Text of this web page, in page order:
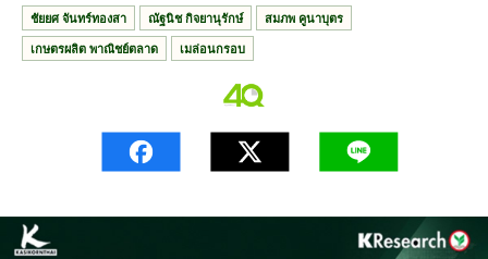
ชัยยศ จันทร์ทองสา ณัฐนิช กิจยานุรักษ์
สมภพ คูนาบุตร
เกษตรผลิต พาณิชย์ตลาด
เมล่อนกรอบ